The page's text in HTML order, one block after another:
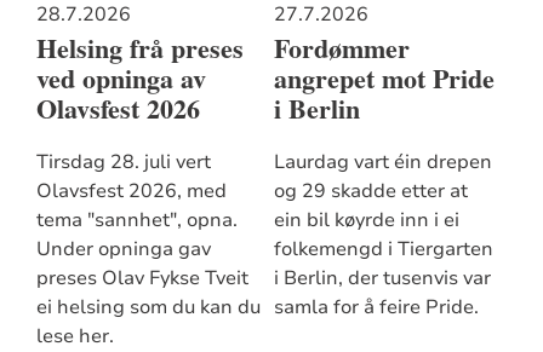
28.7.2026
Helsing frå preses
ved opninga av
Olavsfest 2026
Tirsdag 28. juli vert
Olavsfest 2026, med
tema "sannhet", opna.
Under opninga gav
preses Olav Fykse Tveit
ei helsing som du kan du
lese her.
27.7.2026
Fordømmer
angrepet mot Pride
i Berlin
Laurdag vart éin drepen
og 29 skadde etter at
ein bil køyrde inn i ei
folkemengd i Tiergarten
i Berlin, der tusenvis var
samla for å feire Pride.